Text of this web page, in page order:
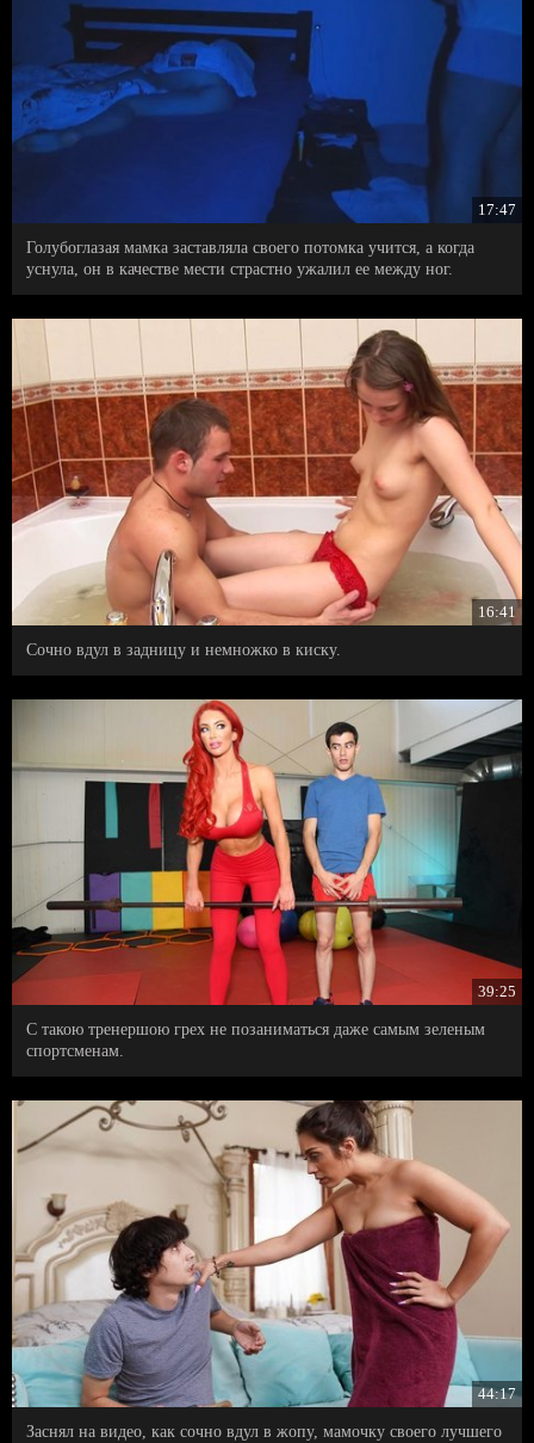
17:47
Голубоглазая мамка заставляла своего потомка учится, а когда
уснула, он в качестве мести страстно ужалил ее между ног.
16:41
Сочно вдул в задницу и немножко в киску.
39:25
С такою тренершою грех не позаниматься даже самым зеленым
спортсменам.
44:17
Заснял на видео, как сочно вдул в жопу, мамочку своего лучшего